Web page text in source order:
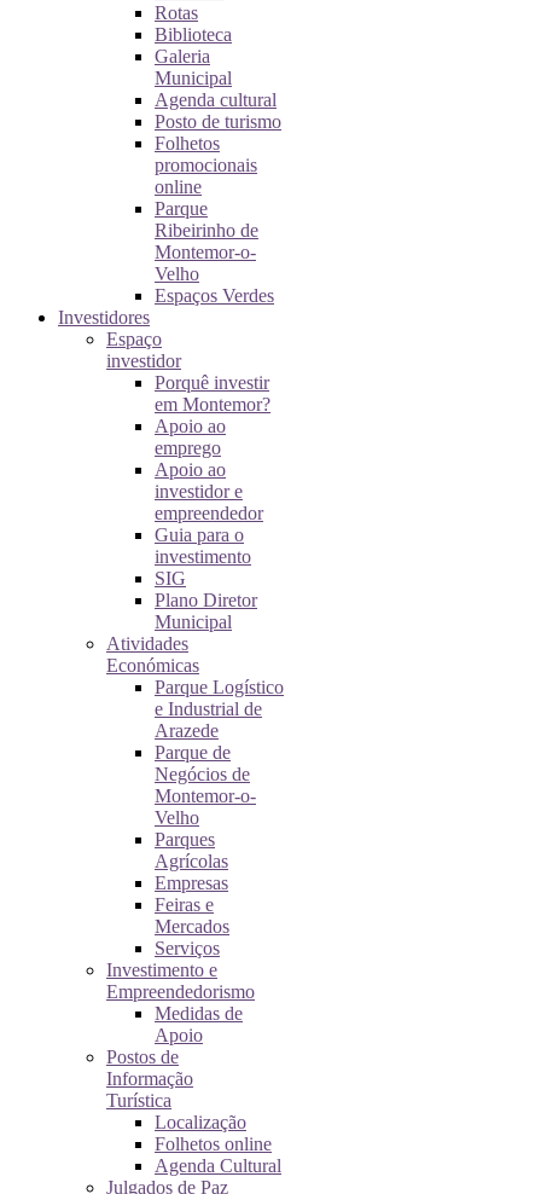
Rotas
Biblioteca
Galeria
Municipal
Agenda cultural
Posto de turismo
Folhetos
promocionais
online
Parque
Ribeirinho de
Montemor-o-
Velho
Espaços Verdes
Investidores
Espaço
investidor
Porquê investir
em Montemor?
Apoio ao
emprego
Apoio ao
investidor e
empreendedor
Guia para o
investimento
SIG
Plano Diretor
Municipal
Atividades
Económicas
Parque Logístico
e Industrial de
Arazede
Parque de
Negócios de
Montemor-o-
Velho
Parques
Agrícolas
Empresas
Feiras e
Mercados
Serviços
Investimento e
Empreendedorismo
Medidas de
Apoio
Postos de
Informação
Turística
Localização
Folhetos online
Agenda Cultural
Julgados de Paz